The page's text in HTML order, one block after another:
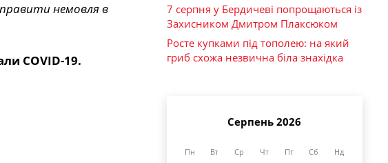
немовля в
COVID-19.
7 серпня у Бердичеві попрощаються із
Захисником Дмитром Плаксюком
Росте купками під тополею: на який
гриб схожа незвична біла знахідка
Серпень 2026
Пн Вт Ср Чт Пт Сб Нд